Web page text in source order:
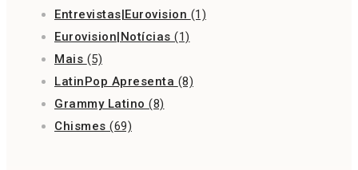
Entrevistas|Eurovision (1)
Eurovision|Notícias (1)
Mais (5)
LatinPop Apresenta (8)
Grammy Latino (8)
Chismes (69)